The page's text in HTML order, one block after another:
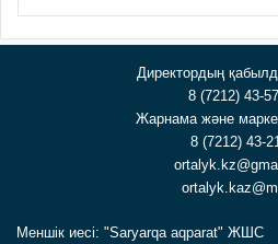
Директордың
8 (7212) 43-
Жарнама және
8 (7212) 43-
Меншік иесі: "Saryarqa aqparat" ЖШС